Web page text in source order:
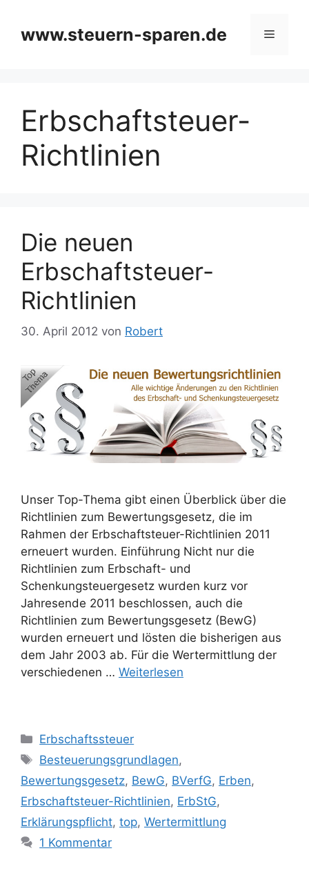
springen
www.steuern-sparen.de Menü
Erbschaftsteuer-
Richtlinien
Die neuen
Erbschaftsteuer-
Richtlinien
30. April 2012 von Robert
Unser Top-Thema gibt einen Überblick über die
Richtlinien zum Bewertungsgesetz, die im
Rahmen der Erbschaftsteuer-Richtlinien 2011
erneuert wurden. Einführung Nicht nur die
Richtlinien zum Erbschaft- und
Schenkungsteuergesetz wurden kurz vor
Jahresende 2011 beschlossen, auch die
Richtlinien zum Bewertungsgesetz (BewG)
wurden erneuert und lösten die bisherigen aus
dem Jahr 2003 ab. Für die Wertermittlung der
verschiedenen … Weiterlesen
Kategorien
Erbschaftssteuer
Schlagwörter
Besteuerungsgrundlagen,
Bewertungsgesetz, BewG, BVerfG, Erben,
Erbschaftsteuer-Richtlinien, ErbStG,
Erklärungspflicht, top, Wertermittlung
1 Kommentar